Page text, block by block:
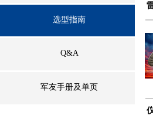
选型指南
Q&A
军友手册及单页